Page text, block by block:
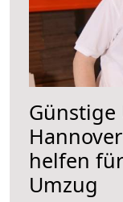
Günstige
helfen
Umzug